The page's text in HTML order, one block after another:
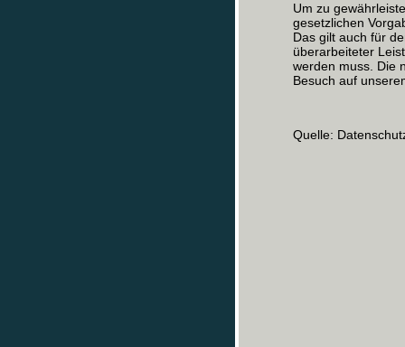
Um zu
gesetzlichen
Das gilt auch für
überarbeiteter
werden muss. Die
Besuch auf
Quelle: